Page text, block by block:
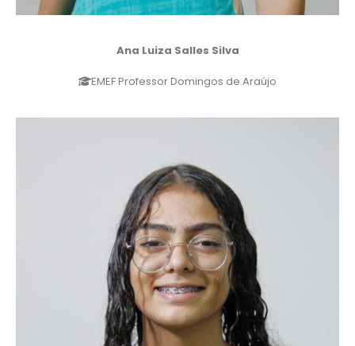
Ana Luiza Salles Silva
EMEF Professor Domingos de Araújo